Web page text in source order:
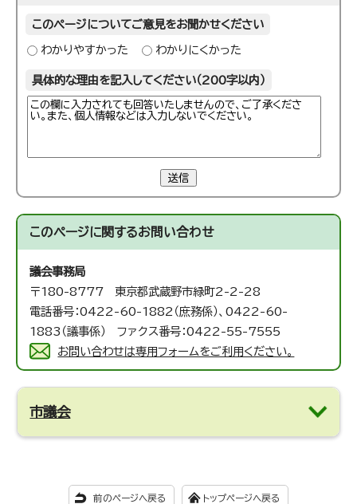
このページについてご意見をお聞かせください
わかりやすかった わかりにくかった
具体的な理由を記入してください（200字以内）
送信
このページに関するお問い合わせ
議会事務局
〒180-8777 東京都武蔵野市緑町2-2-28
電話番号：0422-60-1882（庶務係）、0422-60-
1883（議事係） ファクス番号：0422-55-7555
お問い合わせは専用フォームをご利用ください。
市議会
前のページへ戻る トップページへ戻る